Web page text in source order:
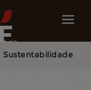
Sustentabilidade